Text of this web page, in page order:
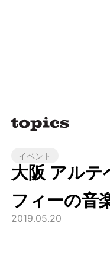
イベント
大阪 アル
フィーの音
2019.05.20